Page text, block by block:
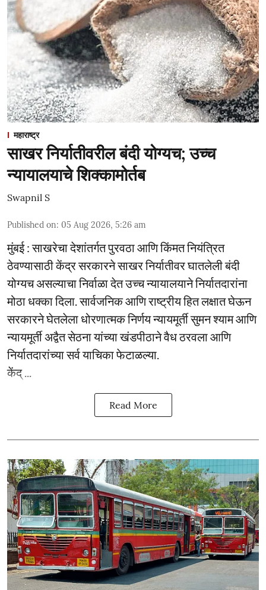
महाराष्ट्र
साखर निर्यातीवरील बंदी योग्यच; उच्च
न्यायालयाचे शिक्कामोर्तब
Swapnil S
Published on: 05 Aug 2026, 5:26 am
मुंबई : साखरेचा देशांतर्गत पुरवठा आणि किंमत नियंत्रित
ठेवण्यासाठी केंद्र सरकारने साखर निर्यातीवर घातलेली बंदी
योग्यच असल्याचा निर्वाळा देत उच्च न्यायालयाने निर्यातदारांना
मोठा धक्का दिला. सार्वजनिक आणि राष्ट्रीय हित लक्षात घेऊन
सरकारने घेतलेला धोरणात्मक निर्णय न्यायमूर्ती सुमन श्याम आणि
न्यायमूर्ती अद्वैत सेठना यांच्या खंडपीठाने वैध ठरवला आणि
निर्यातदारांच्या सर्व याचिका फेटाळल्या.
केंद् ...
Read More